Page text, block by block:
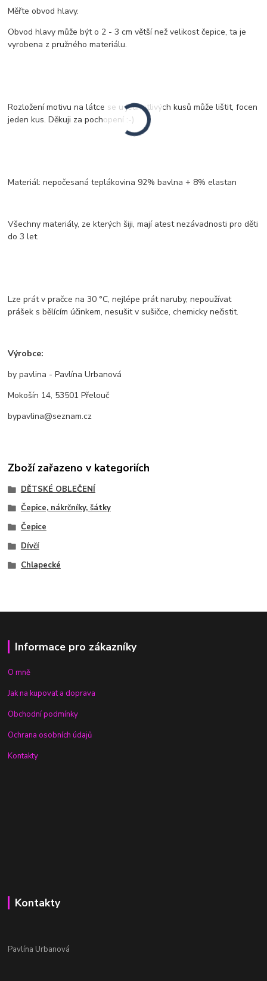
Měřte obvod hlavy.
Obvod hlavy může být o 2 - 3 cm větší než velikost čepice, ta je
vyrobena z pružného materiálu.
Rozložení motivu na látce se u jednotlivých kusů může lištit, focen
jeden kus. Děkuji za pochopení :-)
Materiál: nepočesaná teplákovina 92% bavlna + 8% elastan
Všechny materiály, ze kterých šiji, mají atest nezávadnosti pro děti
do 3 let.
Lze prát v pračce na 30 °C, nejlépe prát naruby, nepoužívat
prášek s bělícím účinkem, nesušit v sušičce, chemicky nečistit.
Výrobce:
by pavlina - Pavlína Urbanová
Mokošín 14, 53501 Přelouč
bypavlina@seznam.cz
Zboží zařazeno v kategoriích
DĚTSKÉ OBLEČENÍ
Čepice, nákrčníky, šátky
Čepice
Dívčí
Chlapecké
Informace pro zákazníky
O mně
Jak na kupovat a doprava
Obchodní podmínky
Ochrana osobních údajů
Kontakty
Kontakty
Pavlína Urbanová